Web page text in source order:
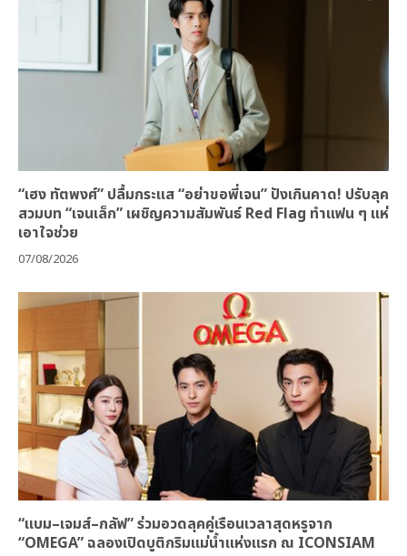
“เฮง ทัตพงศ์” ปลื้มกระแส “อย่าขอพี่เจน” ปังเกินคาด! ปรับลุค
สวมบท “เจนเล็ก” เผชิญความสัมพันธ์ Red Flag ทำแฟน ๆ แห่
เอาใจช่วย
07/08/2026
“แบม–เจมส์–กลัฟ” ร่วมอวดลุคคู่เรือนเวลาสุดหรูจาก
“OMEGA” ฉลองเปิดบูติกริมแม่น้ำแห่งแรก ณ ICONSIAM